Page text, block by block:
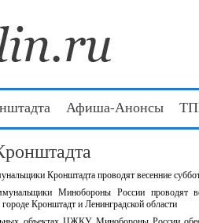
Афиша-Анонсы
Кронштадта проводят весенние
Минобороны России проводят
Кронштадт и Ленинградской области